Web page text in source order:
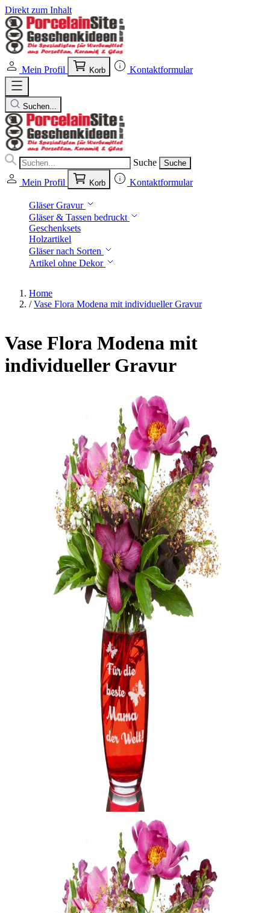
Direkt zum Inhalt
Mein Profil Korb Kontaktformular
Suchen...
Suche Suche
Mein Profil Korb Kontaktformular
Gläser Gravur
Gläser & Tassen bedruckt
Geschenksets
Holzartikel
Gläser nach Sorten
Artikel ohne Dekor
Home
/ Vase Flora Modena mit individueller Gravur
Vase Flora Modena mit
individueller Gravur